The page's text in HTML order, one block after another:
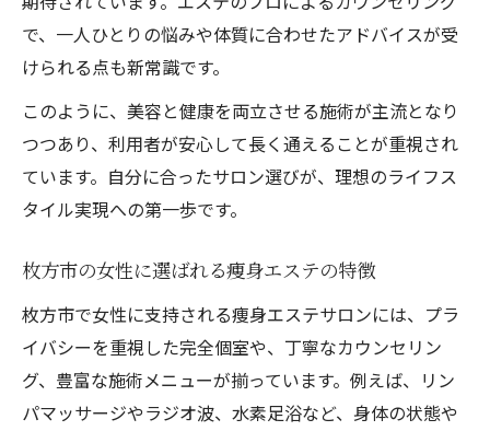
で、一人ひとりの悩みや体質に合わせたアドバイスが受
けられる点も新常識です。
このように、美容と健康を両立させる施術が主流となり
つつあり、利用者が安心して長く通えることが重視され
ています。自分に合ったサロン選びが、理想のライフス
タイル実現への第一歩です。
枚方市の女性に選ばれる痩身エステの特徴
枚方市で女性に支持される痩身エステサロンには、プラ
イバシーを重視した完全個室や、丁寧なカウンセリン
グ、豊富な施術メニューが揃っています。例えば、リン
パマッサージやラジオ波、水素足浴など、身体の状態や